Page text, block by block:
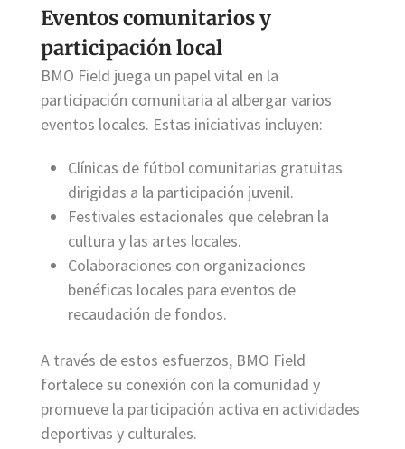
Eventos comunitarios y
participación local
BMO Field juega un papel vital en la
participación comunitaria al albergar varios
eventos locales. Estas iniciativas incluyen:
Clínicas de fútbol comunitarias gratuitas
dirigidas a la participación juvenil.
Festivales estacionales que celebran la
cultura y las artes locales.
Colaboraciones con organizaciones
benéficas locales para eventos de
recaudación de fondos.
A través de estos esfuerzos, BMO Field
fortalece su conexión con la comunidad y
promueve la participación activa en actividades
deportivas y culturales.